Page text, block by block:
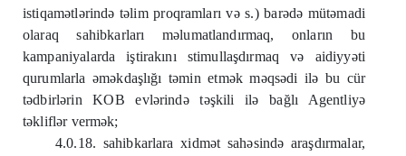
istiqamətlərində təlim proqramları vəs.) barədə mütəmadi
olaraq sahibkarları məlumatlandırmaq, onların bu
kampaniyalarda iştirakını stimullaşdırmaq və aidiyyəti
qurumlarla əməkdaşlığı təmin etmək məqsədi ilə bu cür
tədbirlərin KOB evlərindətəşkili ilə bağlı Agentliyə
təkliflər vermək;
4.0.18. sahibkarlara xidmət sahəsində araşdırmalar,